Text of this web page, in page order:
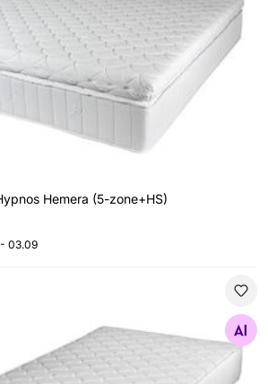
Hemera (5-zone+HS)
03.09
Hemera kõrge pocket 5-zone
Otsi sarnaseid